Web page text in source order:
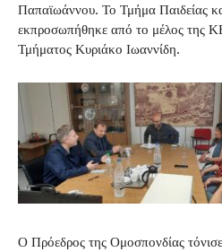
Παπαϊωάννου. Το Τμήμα Παιδείας
εκπροσωπήθηκε από το μέλος της
Τμήματος Κυριάκο Ιωαννίδη.
Ο Πρόεδρος της Ομοσπονδίας